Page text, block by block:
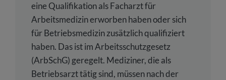
eine Qualifikation als Facharzt für
Arbeitsmedizin erworben haben oder sich
für Betriebsmedizin zusätzlich qualifiziert
haben. Das ist im Arbeitsschutzgesetz
(ArbSchG) geregelt. Mediziner, die als
Betriebsarzt tätig sind, müssen nach der